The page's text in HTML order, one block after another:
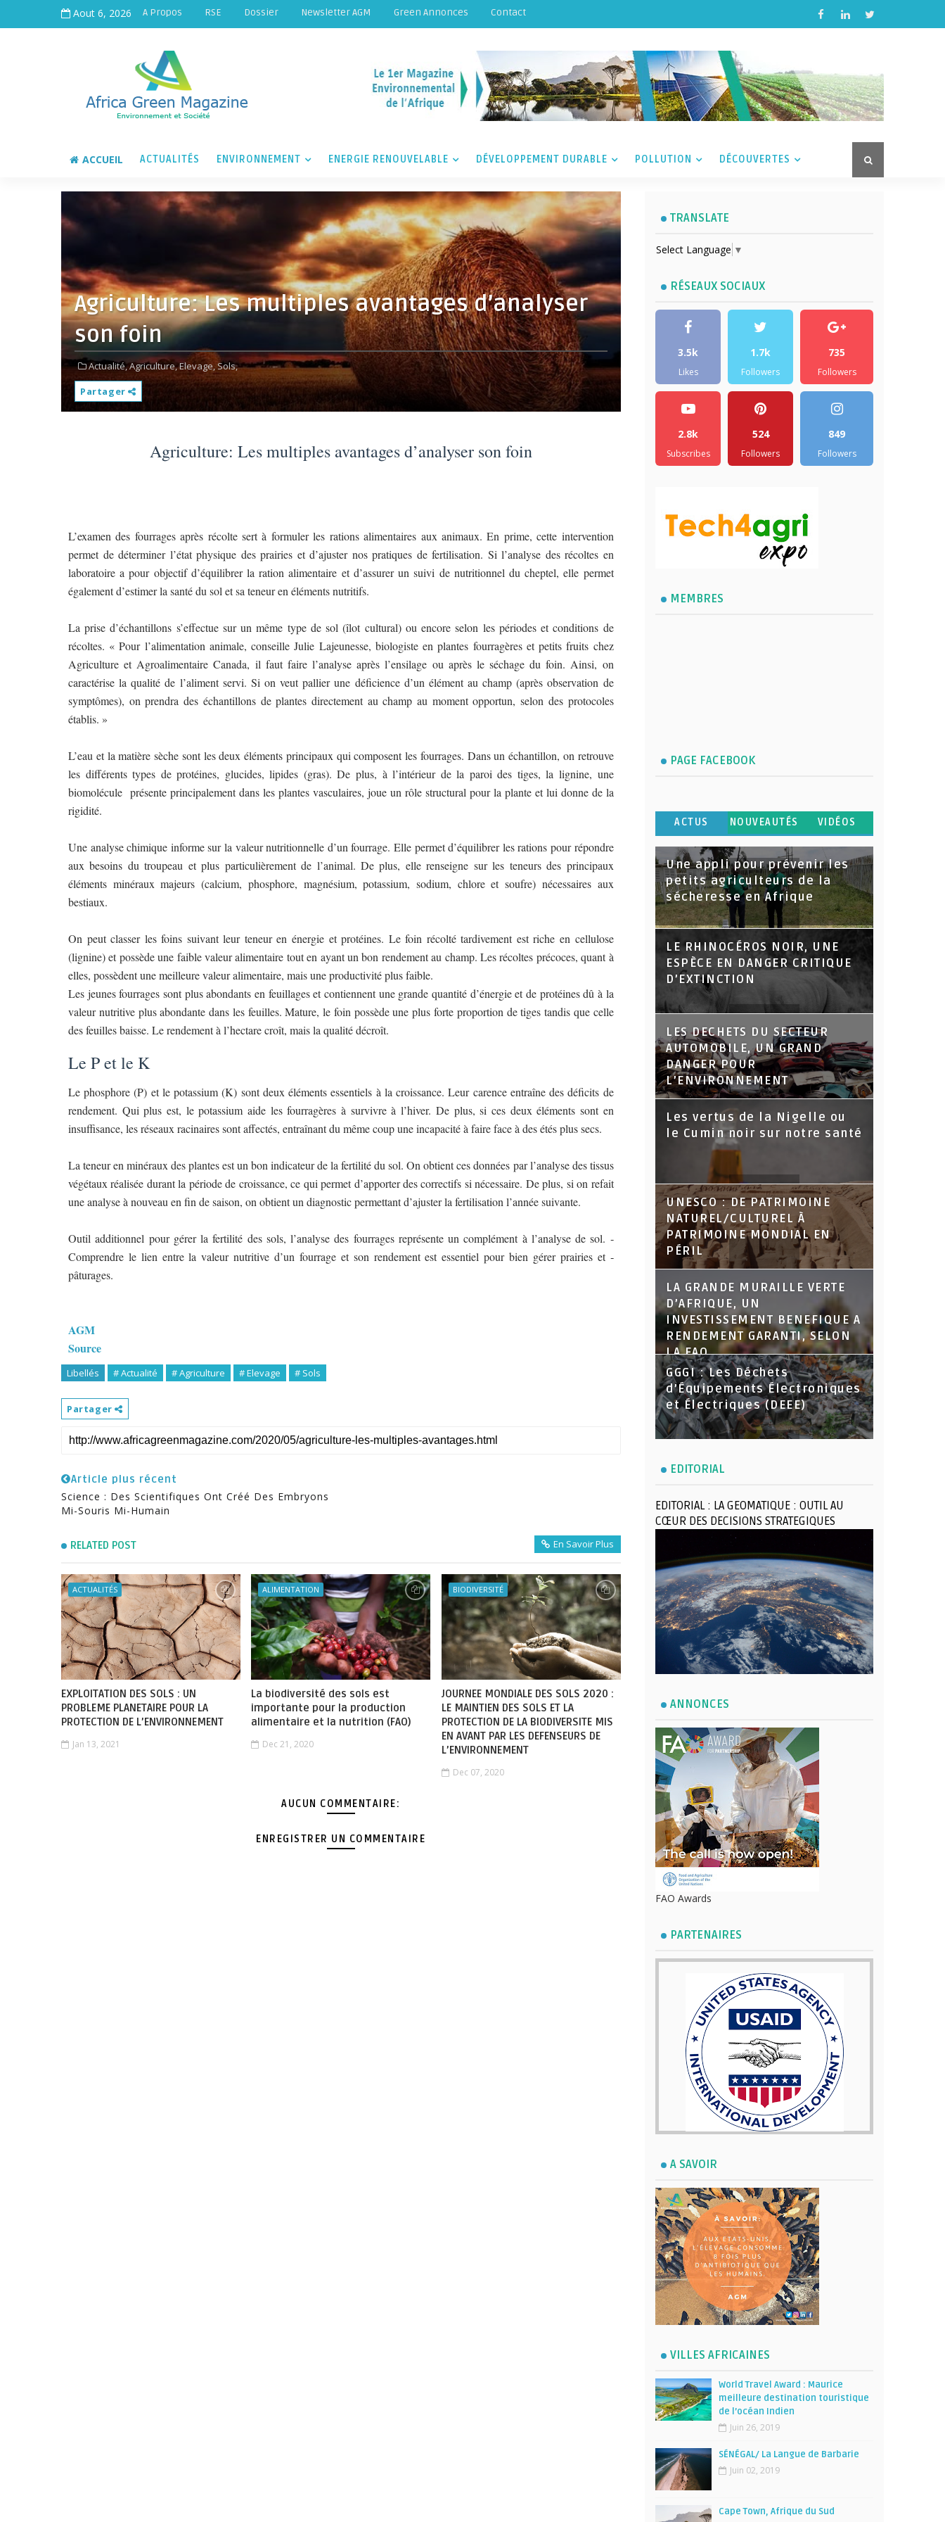
Aout 6, 2026 A Propos RSE Dossier Newsletter AGM Green Annonces Contact
ACCUEIL ACTUALITÉS ENVIRONNEMENT ENERGIE RENOUVELABLE DÉVELOPPEMENT DURABLE POLLUTION DÉCOUVERTES
Agriculture: Les multiples avantages d’analyser
son foin
Actualité,Agriculture,Elevage,Sols,
Partager
Agriculture: Les multiples avantages d’analyser son foin
L’examen des fourrages après récolte sert à formuler les rations alimentaires aux animaux. En prime, cette intervention
permet de déterminer l’état physique des prairies et d’ajuster nos pratiques de fertilisation. Si l’analyse des récoltes en
laboratoire a pour objectif d’équilibrer la ration alimentaire et d’assurer un suivi de nutritionnel du cheptel, elle permet
également d’estimer la santé du sol et sa teneur en éléments nutritifs.
La prise d’échantillons s’effectue sur un même type de sol (îlot cultural) ou encore selon les périodes et conditions de
récoltes. « Pour l’alimentation animale, conseille Julie Lajeunesse, biologiste en plantes fourragères et petits fruits chez
Agriculture et Agroalimentaire Canada, il faut faire l’analyse après l’ensilage ou après le séchage du foin. Ainsi, on
caractérise la qualité de l’aliment servi. Si on veut pallier une déficience d’un élément au champ (après observation de
symptômes), on prendra des échantillons de plantes directement au champ au moment opportun, selon des protocoles
établis. »
L’eau et la matière sèche sont les deux éléments principaux qui composent les fourrages. Dans un échantillon, on retrouve
les différents types de protéines, glucides, lipides (gras). De plus, à l’intérieur de la paroi des tiges, la lignine, une
biomolécule présente principalement dans les plantes vasculaires, joue un rôle structural pour la plante et lui donne de la
rigidité.
Une analyse chimique informe sur la valeur nutritionnelle d’un fourrage. Elle permet d’équilibrer les rations pour répondre
aux besoins du troupeau et plus particulièrement de l’animal. De plus, elle renseigne sur les teneurs des principaux
éléments minéraux majeurs (calcium, phosphore, magnésium, potassium, sodium, chlore et soufre) nécessaires aux
bestiaux.
On peut classer les foins suivant leur teneur en énergie et protéines. Le foin récolté tardivement est riche en cellulose
(lignine) et possède une faible valeur alimentaire tout en ayant un bon rendement au champ. Les récoltes précoces, quant à
elles, possèdent une meilleure valeur alimentaire, mais une productivité plus faible.
Les jeunes fourrages sont plus abondants en feuillages et contiennent une grande quantité d’énergie et de protéines dû à la
valeur nutritive plus abondante dans les feuilles. Mature, le foin possède une plus forte proportion de tiges tandis que celle
des feuilles baisse. Le rendement à l’hectare croît, mais la qualité décroît.
Le P et le K
Le phosphore (P) et le potassium (K) sont deux éléments essentiels à la croissance. Leur carence entraîne des déficits de
rendement. Qui plus est, le potassium aide les fourragères à survivre à l’hiver. De plus, si ces deux éléments sont en
insuffisance, les réseaux racinaires sont affectés, entraînant du même coup une incapacité à faire face à des étés plus secs.
La teneur en minéraux des plantes est un bon indicateur de la fertilité du sol. On obtient ces données par l’analyse des tissus
végétaux réalisée durant la période de croissance, ce qui permet d’apporter des correctifs si nécessaire. De plus, si on refait
une analyse à nouveau en fin de saison, on obtient un diagnostic permettant d’ajuster la fertilisation l’année suivante.
Outil additionnel pour gérer la fertilité des sols, l’analyse des fourrages représente un complément à l’analyse de sol. ­
Comprendre le lien entre la valeur nutritive d’un fourrage et son rendement est essentiel pour bien gérer prairies et ­
pâturages.
AGM
Source
Libellés # Actualité # Agriculture # Elevage # Sols
Partager
Article plus récent
Science : Des Scientifiques Ont Créé Des Embryons
Mi-Souris Mi-Humain
RELATED POST En Savoir Plus
ACTUALITÉS
EXPLOITATION DES SOLS : UN
PROBLEME PLANETAIRE POUR LA
PROTECTION DE L’ENVIRONNEMENT
Jan 13, 2021
ALIMENTATION
La biodiversité des sols est
importante pour la production
alimentaire et la nutrition (FAO)
Dec 21, 2020
BIODIVERSITÉ
JOURNEE MONDIALE DES SOLS 2020 :
LE MAINTIEN DES SOLS ET LA
PROTECTION DE LA BIODIVERSITE MIS
EN AVANT PAR LES DEFENSEURS DE
L’ENVIRONNEMENT
Dec 07, 2020
AUCUN COMMENTAIRE:
ENREGISTRER UN COMMENTAIRE
TRANSLATE
Select Language ▼
RÉSEAUX SOCIAUX
3.5k
Likes
1.7k
Followers
735
Followers
2.8k
Subscribes
524
Followers
849
Followers
MEMBRES
PAGE FACEBOOK
ACTUS NOUVEAUTÉS VIDÉOS
Une appli pour prévenir les
petits agriculteurs de la
sécheresse en Afrique
LE RHINOCÉROS NOIR, UNE
ESPÈCE EN DANGER CRITIQUE
D’EXTINCTION
LES DECHETS DU SECTEUR
AUTOMOBILE, UN GRAND
DANGER POUR
L’ENVIRONNEMENT
Les vertus de la Nigelle ou
le Cumin noir sur notre santé
UNESCO : DE PATRIMOINE
NATUREL/CULTUREL À
PATRIMOINE MONDIAL EN
PÉRIL
LA GRANDE MURAILLE VERTE
D’AFRIQUE, UN
INVESTISSEMENT BENEFIQUE A
RENDEMENT GARANTI, SELON
LA FAO
GGGI : Les Déchets
d’Équipements Électroniques
et Électriques (DEEE)
EDITORIAL
EDITORIAL : LA GEOMATIQUE : OUTIL AU
CŒUR DES DECISIONS STRATEGIQUES
ANNONCES
FAO Awards
PARTENAIRES
A SAVOIR
VILLES AFRICAINES
World Travel Award : Maurice
meilleure destination touristique
de l’océan Indien
Juin 26, 2019
SÉNÉGAL/ La Langue de Barbarie
Juin 02, 2019
Cape Town, Afrique du Sud